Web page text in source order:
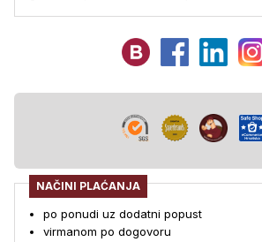
NAČINI PLAĆANJA
po ponudi uz dodatni popust
virmanom po dogovoru